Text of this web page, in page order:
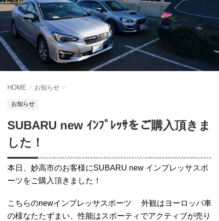
HOME > お知らせ >
お知らせ
SUBARU new ｲﾝﾌﾟﾚｯｻをご購入頂きま
した！
本日、妙高市のお客様にSUBARU new インプレッサスポ
ーツをご購入頂きました！
こちらのnewインプレッサスポーツ 外観はヨーロッパ車
の様なたたずまい、性能はスポーティでアクティブが売り